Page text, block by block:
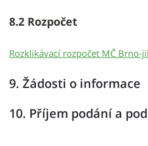
8.2 Rozpočet
Rozklikávací rozpočet MČ Brno-
9. Žádosti o informace
10. Příjem podání a